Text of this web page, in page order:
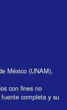
México (UNAM),
con fines no
completa y su